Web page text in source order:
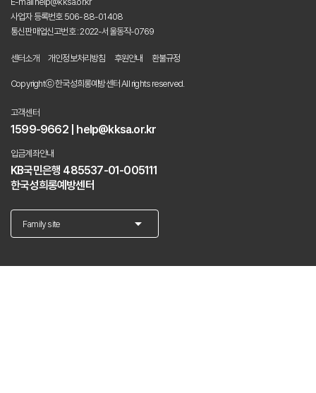
사업자 등록번호 506-88-01408
통신판매업신고번호 : 2022-서울동작-0769
센터소개 개인정보처리방침 후원안내 환불규정
Copyrightⓒ 한국성희롱예방센터 All rights reserved.
고객센터
1599-9662 | help@kksa.or.kr
입금계좌안내
KB국민은행 485537-01-005111
한국성희롱예방센터
Family site arrow_drop_down